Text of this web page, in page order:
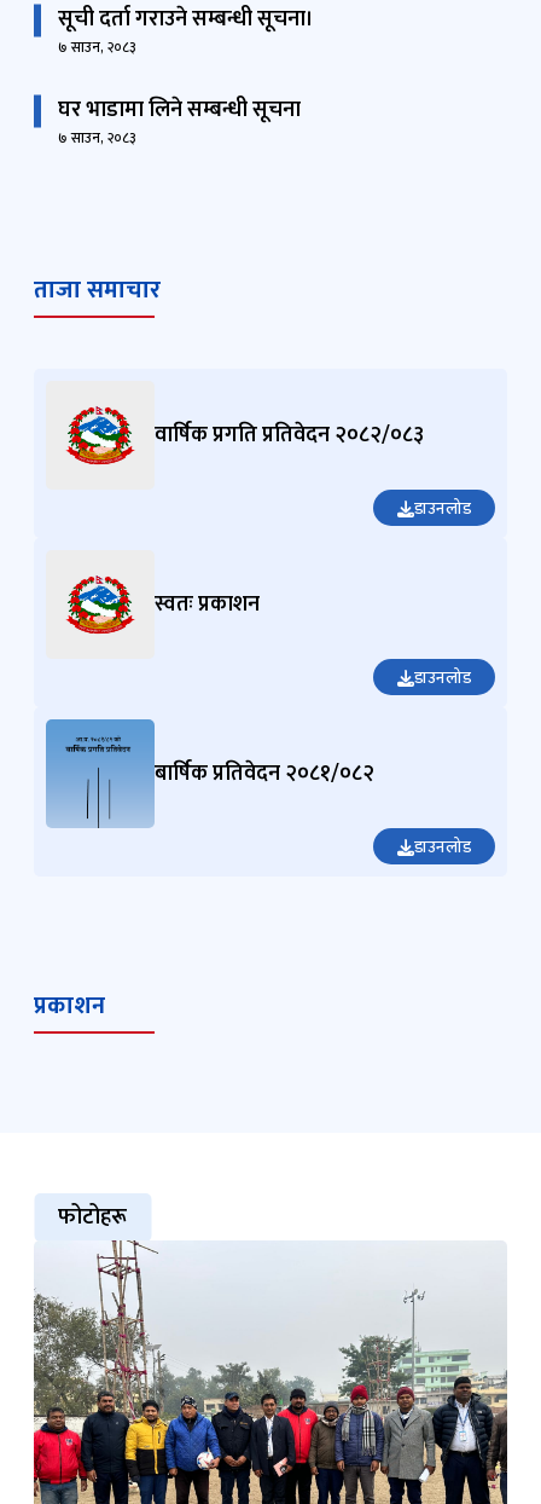
सूची दर्ता गराउने सम्बन्धी सूचना।
७ साउन, २०८३
घर भाडामा लिने सम्बन्धी सूचना
७ साउन, २०८३
ताजा समाचार
वार्षिक प्रगति प्रतिवेदन २०८२/०८३
डाउनलोड
स्वतः प्रकाशन
डाउनलोड
बार्षिक प्रतिवेदन २०८१/०८२
डाउनलोड
प्रकाशन
फोटोहरू